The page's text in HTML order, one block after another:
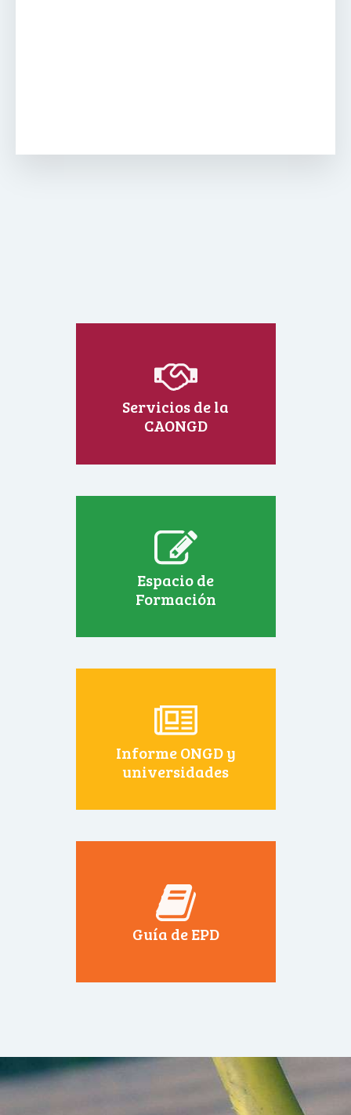
Servicios de la
CAONGD
Espacio de
Formación
Informe ONGD y
universidades
Guía de EPD